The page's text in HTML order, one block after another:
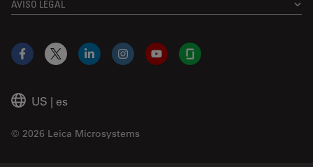
AVISO LEGAL
US | es
© 2026 Leica Microsystems
Facebook
X LinkedInInstagramYouTubeGlassdoor